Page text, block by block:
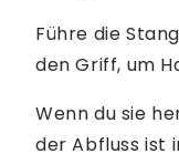
Führe die
den Griff, um
Wenn du sie
der Abfluss ist